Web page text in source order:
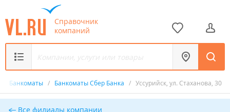
Справочник
компаний
Банкоматы / Банкоматы Сбер Банка / Уссурийск, ул. Стаханова, 30
Все филиалы компании